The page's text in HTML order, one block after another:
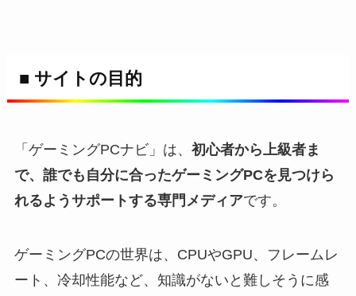
■ サイトの目的
「ゲーミングPCナビ」は、 初心者から上級者ま
で、誰でも自分に合ったゲーミングPCを見つけら
れるようサポートする専門メディアです。
ゲーミングPCの世界は、CPUやGPU、フレームレ
ート、冷却性能など、知識がないと難しそうに感